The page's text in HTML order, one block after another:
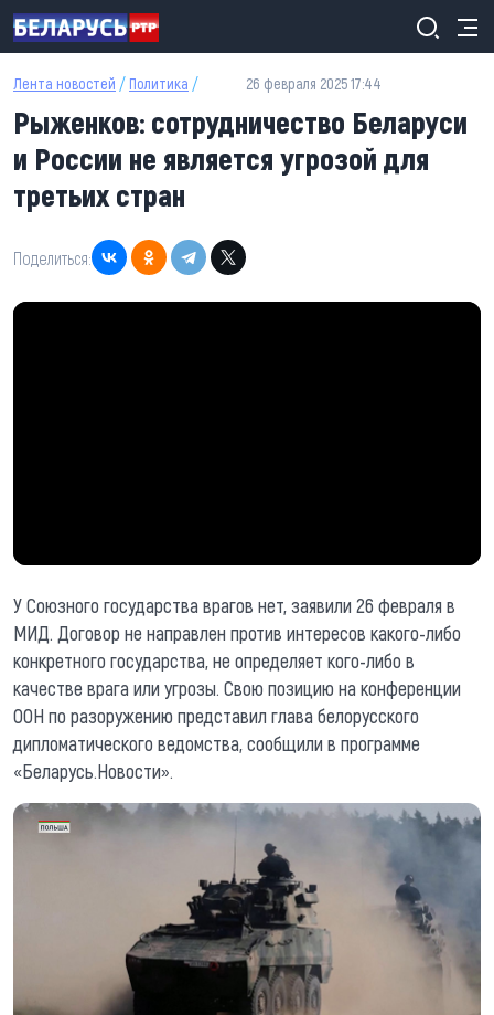
Перейти к основному содержанию
Лента новостей / Политика / 26 февраля 2025 17:44
Рыженков: сотрудничество Беларуси
и России не является угрозой для
третьих стран
Поделиться:
У Союзного государства врагов нет, заявили 26 февраля в
МИД. Договор не направлен против интересов какого-либо
конкретного государства, не определяет кого-либо в
качестве врага или угрозы. Свою позицию на конференции
ООН по разоружению представил глава белорусского
дипломатического ведомства, сообщили в программе
«Беларусь.Новости».